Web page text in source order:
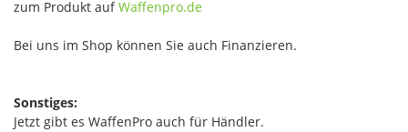
zum Produkt aufWaffenpro.de
Bei uns im Shop können Sie auch Finanzieren.
Sonstiges:
Jetzt gibt es WaffenPro auch für Händler.